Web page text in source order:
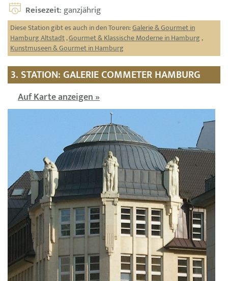
Reisezeit: ganzjährig
Diese Station gibt es auch in den Touren:Galerie & Gourmet in
Hamburg Altstadt,Gourmet & Klassische Moderne in Hamburg ,
Kunstmuseen & Gourmet in Hamburg
3. STATION: GALERIE COMMETER HAMBURG
Auf Karte anzeigen »